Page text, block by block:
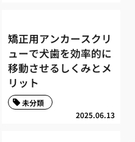
矯正用アンカースクリ
ューで犬歯を効率的に
移動させるしくみとメ
リット
2025.06.13
未分類